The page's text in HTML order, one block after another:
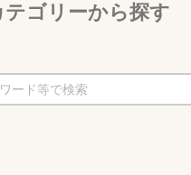
ゴリーから探す